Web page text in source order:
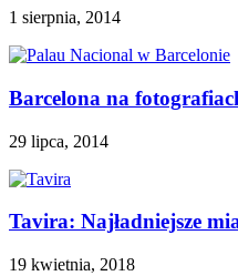
1 sierpnia, 2014
Barcelona na
29 lipca, 2014
Tavira: Najładniejsze
19 kwietnia, 2018